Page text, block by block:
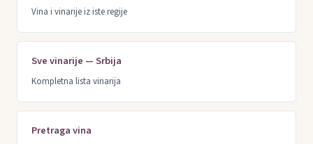
Vina i vinarije iz iste regije
Sve vinarije — Srbija
Kompletna lista vinarija
Pretraga vina